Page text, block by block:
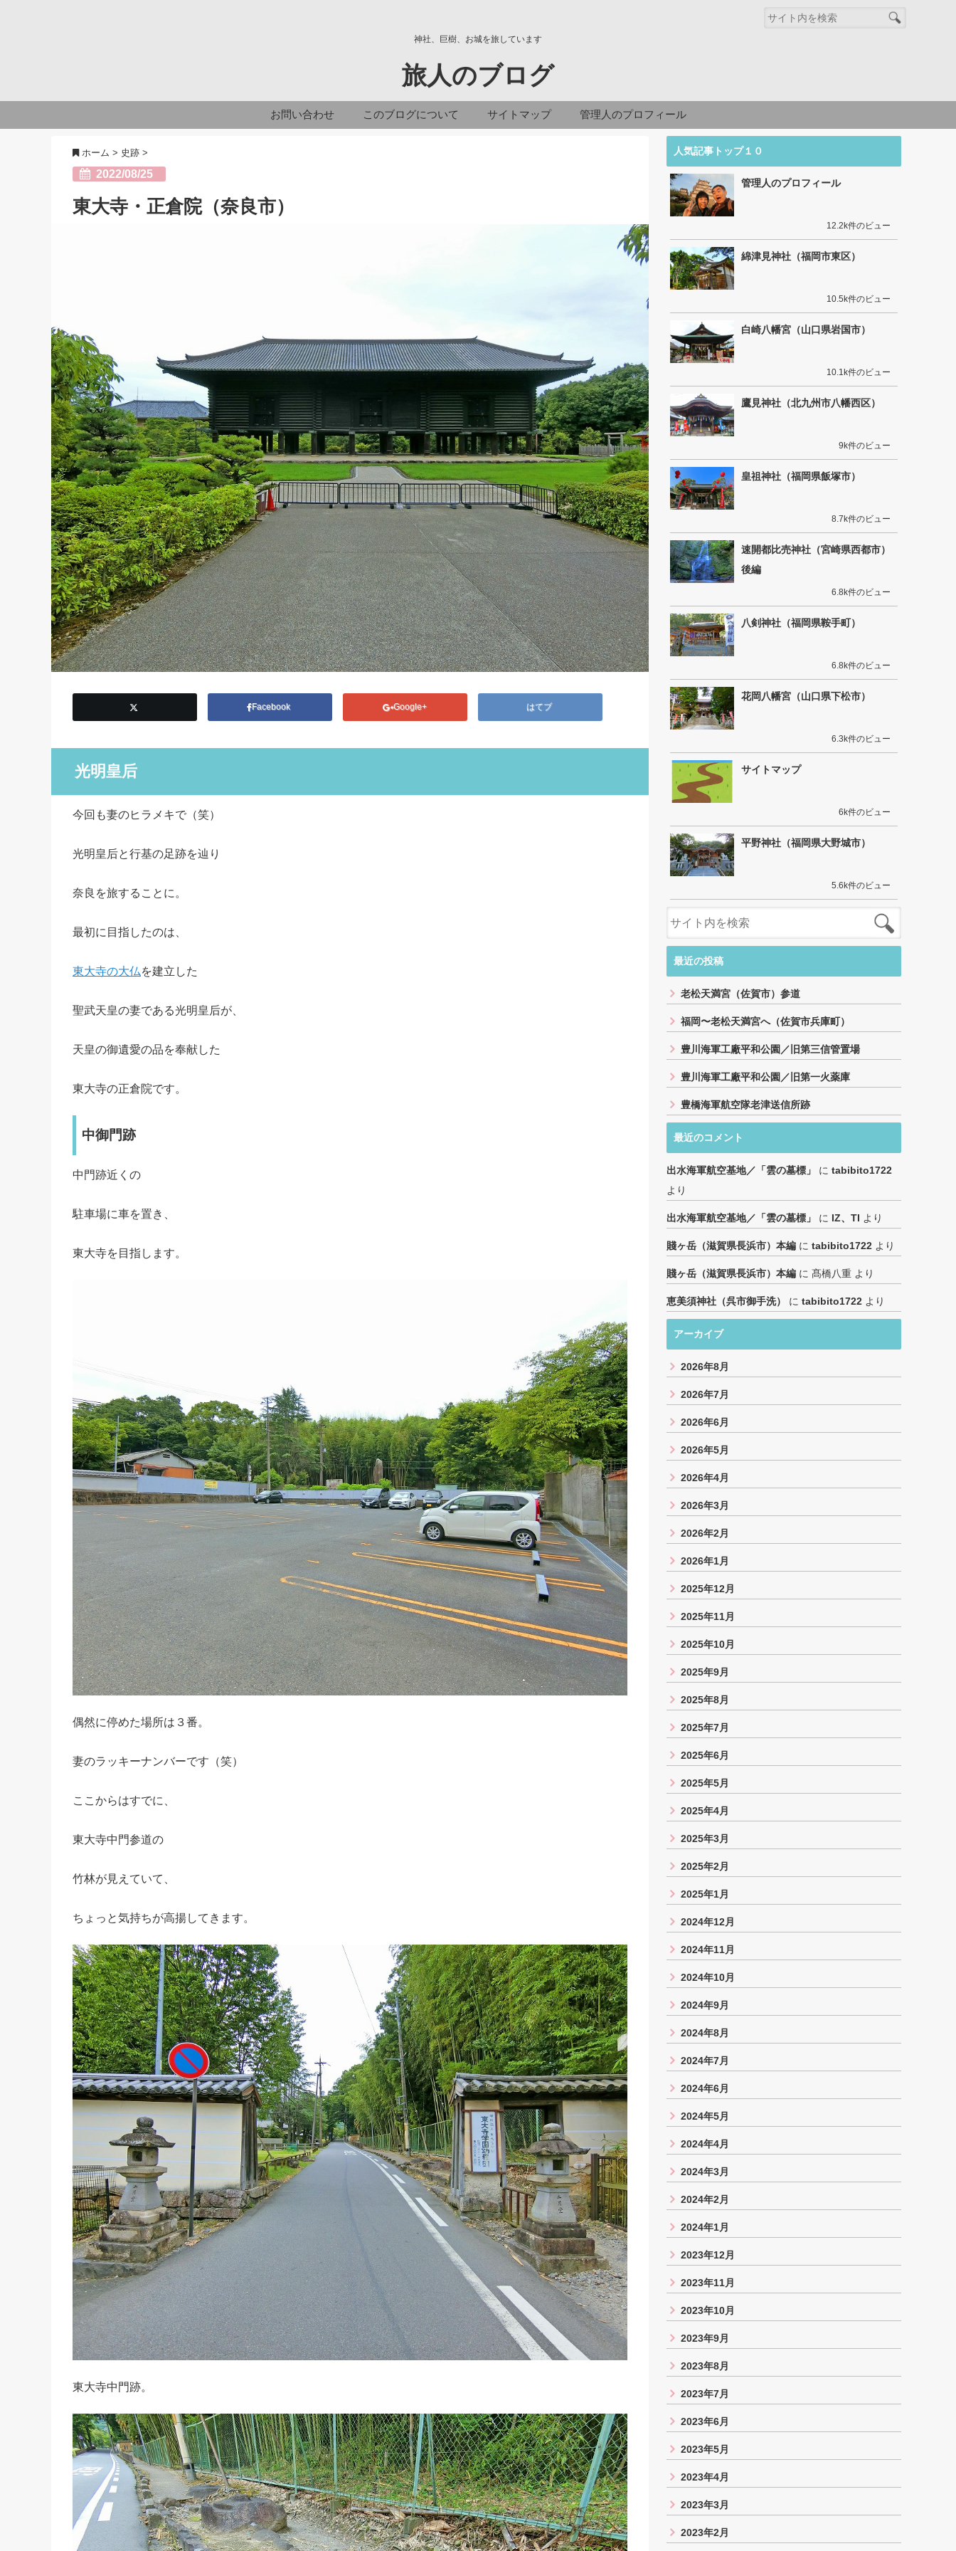
神社、巨樹、お城を旅しています
旅人のブログ
お問い合わせ このブログについて サイトマップ 管理人のプロフィール
ホーム > 史跡 >
2022/08/25
東大寺・正倉院（奈良市）
Facebook Google+ はてブ
光明皇后
今回も妻のヒラメキで（笑）
光明皇后と行基の足跡を辿り
奈良を旅することに。
最初に目指したのは、
東大寺の大仏を建立した
聖武天皇の妻である光明皇后が、
天皇の御遺愛の品を奉献した
東大寺の正倉院です。
中御門跡
中門跡近くの
駐車場に車を置き、
東大寺を目指します。
偶然に停めた場所は３番。
妻のラッキーナンバーです（笑）
ここからはすでに、
東大寺中門参道の
竹林が見えていて、
ちょっと気持ちが高揚してきます。
東大寺中門跡。
人気記事トップ１０
管理人のプロフィール
12.2k件のビュー
綿津見神社（福岡市東区）
10.5k件のビュー
白崎八幡宮（山口県岩国市）
10.1k件のビュー
鷹見神社（北九州市八幡西区）
9k件のビュー
皇祖神社（福岡県飯塚市）
8.7k件のビュー
速開都比売神社（宮崎県西都市）
後編
6.8k件のビュー
八剣神社（福岡県鞍手町）
6.8k件のビュー
花岡八幡宮（山口県下松市）
6.3k件のビュー
サイトマップ
6k件のビュー
平野神社（福岡県大野城市）
5.6k件のビュー
最近の投稿
老松天満宮（佐賀市）参道
福岡〜老松天満宮へ（佐賀市兵庫町）
豊川海軍工廠平和公園／旧第三信管置場
豊川海軍工廠平和公園／旧第一火薬庫
豊橋海軍航空隊老津送信所跡
最近のコメント
出水海軍航空基地／「雲の墓標」 に tabibito1722
より
出水海軍航空基地／「雲の墓標」 に IZ、TI より
賤ヶ岳（滋賀県長浜市）本編 に tabibito1722 より
賤ヶ岳（滋賀県長浜市）本編 に 髙橋八重 より
恵美須神社（呉市御手洗） に tabibito1722 より
アーカイブ
2026年8月
2026年7月
2026年6月
2026年5月
2026年4月
2026年3月
2026年2月
2026年1月
2025年12月
2025年11月
2025年10月
2025年9月
2025年8月
2025年7月
2025年6月
2025年5月
2025年4月
2025年3月
2025年2月
2025年1月
2024年12月
2024年11月
2024年10月
2024年9月
2024年8月
2024年7月
2024年6月
2024年5月
2024年4月
2024年3月
2024年2月
2024年1月
2023年12月
2023年11月
2023年10月
2023年9月
2023年8月
2023年7月
2023年6月
2023年5月
2023年4月
2023年3月
2023年2月